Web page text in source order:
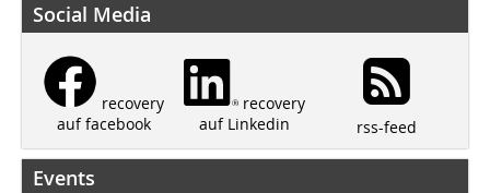
Social Media
recovery
auf facebook
recovery
auf Linkedin
rss-feed
Events